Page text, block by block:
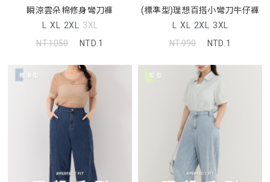
瞬涼雲朵棉修身彎刀褲
L XL 2XL 3XL
NT.1050
NTD.1
(標準型)理想百搭小彎刀牛仔褲
L XL 2XL 3XL
NT.990
NTD.1